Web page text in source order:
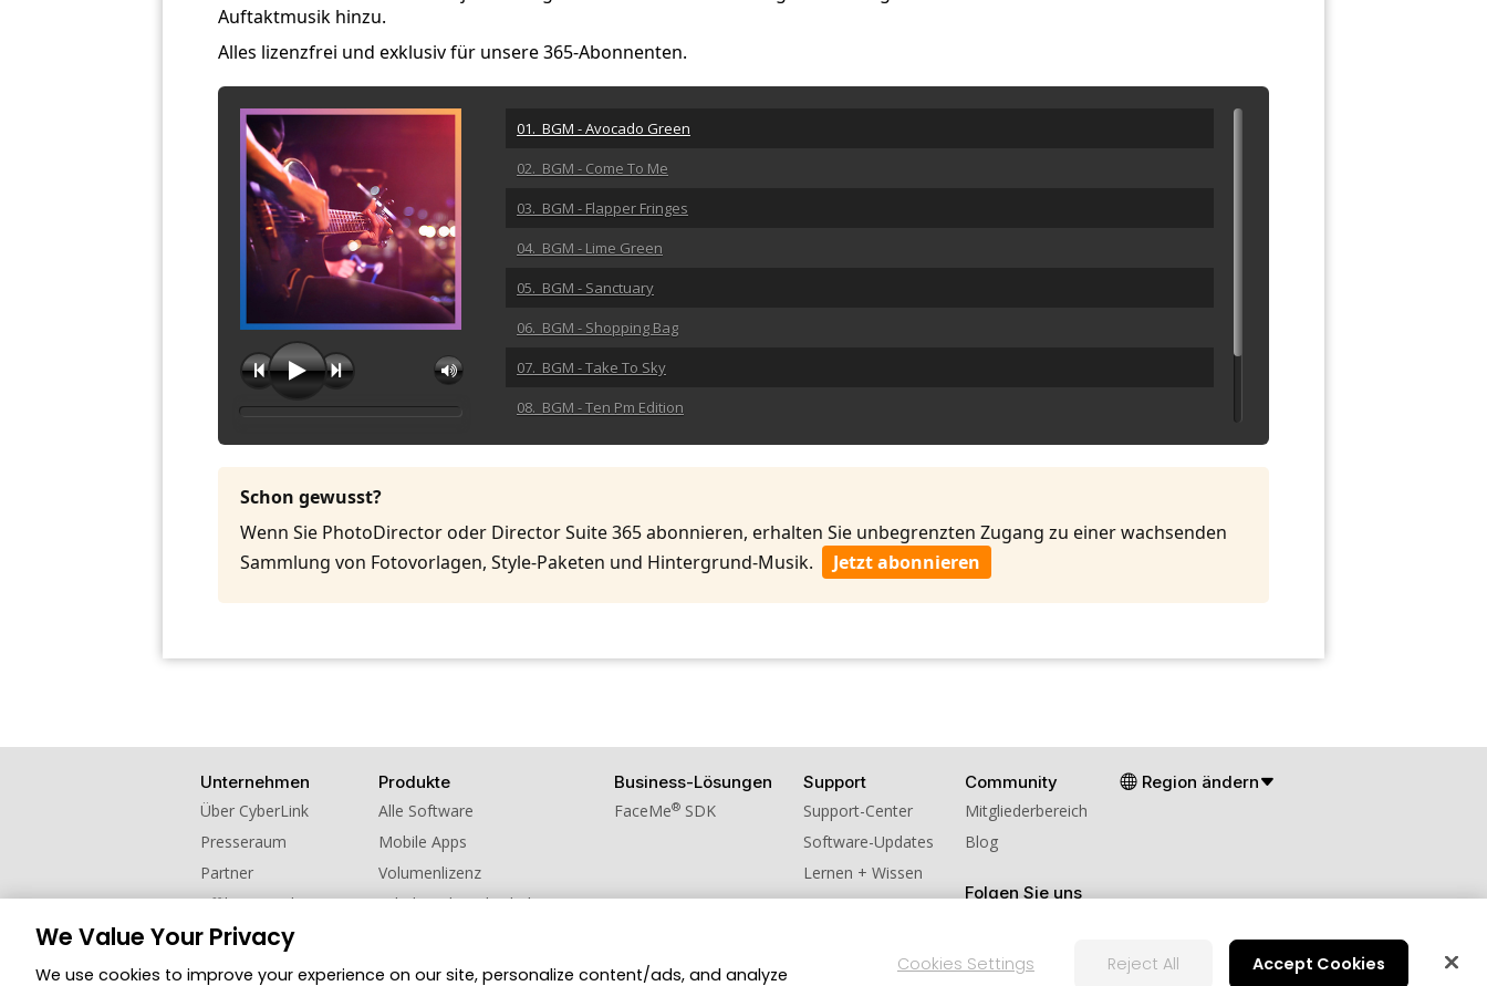
Auftaktmusik hinzu.
Alles lizenzfrei und exklusiv für unsere 365-Abonnenten.
01. BGM - Avocado Green
02. BGM - Come To Me
03. BGM - Flapper Fringes
04. BGM - Lime Green
05. BGM - Sanctuary
06. BGM - Shopping Bag
07. BGM - Take To Sky
08. BGM - Ten Pm Edition
09. BGM - Urgent Bulletin
Schon gewusst?
Wenn Sie PhotoDirector oder Director Suite 365 abonnieren, erhalten Sie unbegrenzten Zugang zu einer wachsenden
Sammlung von Fotovorlagen, Style-Paketen und Hintergrund-Musik.
Jetzt abonnieren
Unternehmen
Über CyberLink
Presseraum
Partner
Affiliate werden
Kontaktieren Sie uns
Produkte
Alle Software
Mobile Apps
Volumenlizenz
Schul- und Hochschulversion
Business-Lösungen
FaceMe® SDK
Support
Support-Center
Software-Updates
Lernen + Wissen
Community
Mitgliederbereich
Blog
Folgen Sie uns
Region ändern
We Value Your Privacy
We use cookies to improve your experience on our site, personalize content/ads, and analyze Cookies Settings Reject All Accept Cookies